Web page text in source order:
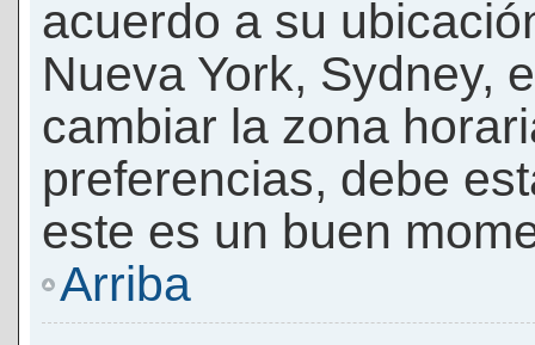
acuerdo a su
Nueva York, Sydney,
cambiar la zona
preferencias, debe
este es un buen
Arriba